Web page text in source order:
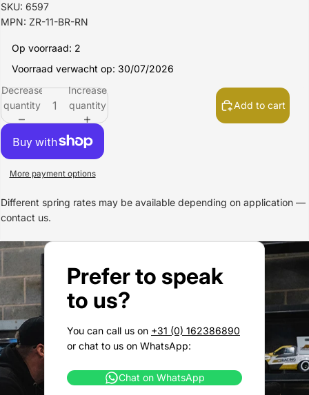
SKU: 6597
MPN: ZR-11-BR-RN
Op voorraad: 2
Voorraad verwacht op: 30/07/2026
Decrease
quantity
Increase
quantity
Add to cart
More payment options
Different spring rates may be available depending on application —
contact us.
Prefer to speak
to us?
You can call us on +31 (0) 162386890
or chat to us on WhatsApp:
Chat on WhatsApp